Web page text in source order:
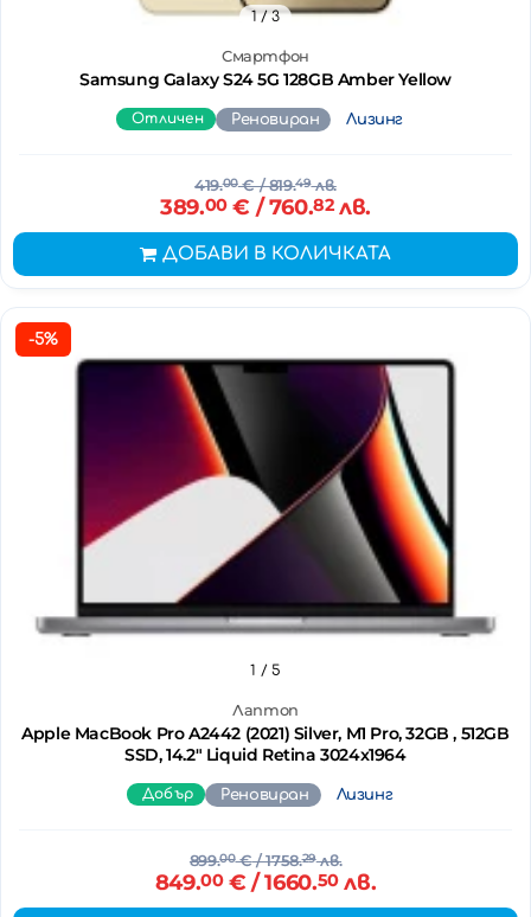
Смартфон
Samsung Galaxy S24 5G 128GB Amber Yellow
1/ 3
Отличен Реновиран Лизинг
419.00€/ 819.49лв.
389.00€ / 760.82лв.
ДОБАВИ В КОЛИЧКАТА
-5%
Лаптоп
Apple MacBook Pro A2442 (2021) Silver, M1 Pro, 32GB , 512GB
SSD, 14.2" Liquid Retina 3024x1964
1 / 5
Добър Реновиран Лизинг
899.00€/ 1758.29лв.
849.00€ / 1660.50лв.